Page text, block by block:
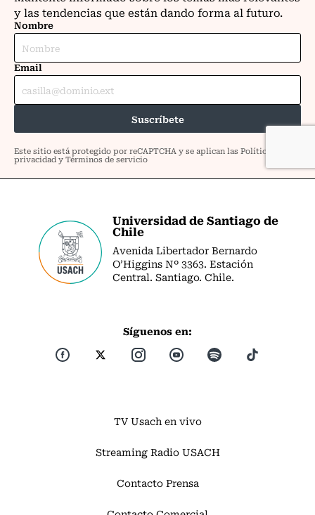
Universidad de Santiago de
Chile
Avenida Libertador Bernardo
O’Higgins Nº 3363. Estación
Central. Santiago. Chile.
Síguenos en:
TV Usach en vivo
Streaming Radio USACH
Contacto Prensa